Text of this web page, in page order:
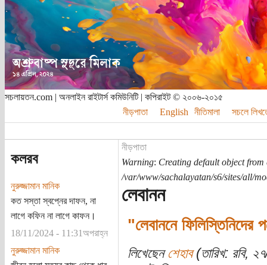
সচলায়তন.com | অনলাইন রাইটার্স কমিউনিটি | কপিরাইট © ২০০৬-২০১৫
নীড়পাতা
English নীতিমালা সচলে
কলরব
নুরুজ্জামান মানিক
কত সস্তা স্বপ্নের দাফন, না
লাগে কফিন না লাগে কাফন।
18/11/2024 - 11:31অপরাহ্ন
নুরুজ্জামান মানিক
নীড়পাতা
Warning: Creating default object from
/var/www/sachalayatan/s6/sites/all/
লেবানন
"লেবাননে ফিলিস্তিনিদের
লিখেছেন শেহাব(তারিখ: রবি,